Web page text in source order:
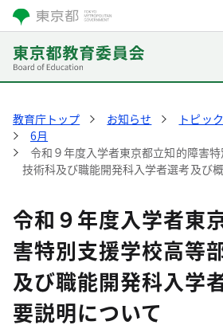
教育庁トップ お知らせ トピッ
6月
令和９年度入学者東京都立知的障害
技術科及び職能開発科入学者選考及び
令和９年度入学者東
害特別支援学校高等
及び職能開発科入学
要説明について